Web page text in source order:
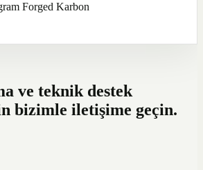
Forged Karbon
ve teknik destek
bizimle iletişime geçin.